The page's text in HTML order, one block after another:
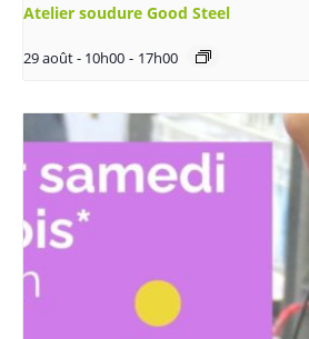
Atelier soudure Good Steel
29 août - 10h00 - 17h00